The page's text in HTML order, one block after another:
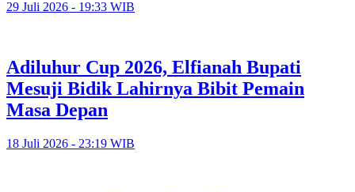
29 Juli 2026 - 19:33 WIB
Adiluhur Cup 2026, Elfianah Bupati
Mesuji Bidik Lahirnya Bibit Pemain
Masa Depan
18 Juli 2026 - 23:19 WIB